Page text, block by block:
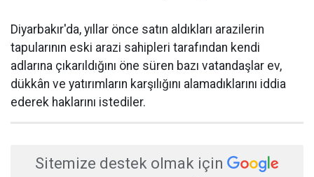
Diyarbakır'da, yıllar önce satın aldıkları arazilerin
tapularının eski arazi sahipleri tarafından kendi
adlarına çıkarıldığını öne süren bazı vatandaşlar ev,
dükkân ve yatırımların karşılığını alamadıklarını iddia
ederek haklarını istediler.
Sitemize destek olmak için